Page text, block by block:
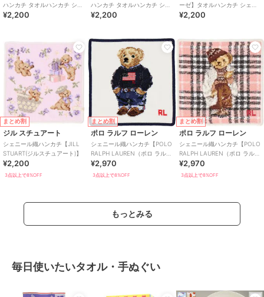
ハンカチ タオルハンカチ シェ
ニール織 23cm ブラウン
¥2,200
ハンカチ タオルハンカチ シェ
ニール織 23cm ピンク
¥2,200
ーゼ】タオルハンカチ シェニ
ール織 23cm 綿100% ピンク
¥2,200
まとめ割
ジル スチュアート
シェニール織ハンカチ【JILL
STUART(ジルスチュアート)】
¥2,200
3点以上で8%OFF
まとめ割
ポロ ラルフ ローレン
シェニール織ハンカチ【POLO
RALPH LAUREN（ポロ ラルフ
ローレン）】
¥2,970
3点以上で8%OFF
まとめ割
ポロ ラルフ ローレン
シェニール織ハンカチ【POLO
RALPH LAUREN（ポロ ラルフ
ローレン）】
¥2,970
3点以上で8%OFF
もっとみる
毎日使いたいタオル・手ぬぐい